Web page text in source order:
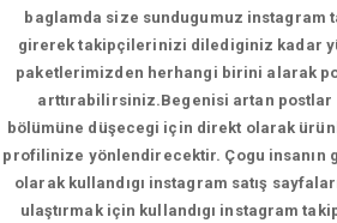
baglamda size sundugumuz instagram
girerek takipçilerinizi dilediginiz kadar
paketlerimizden herhangi birini alarak
arttırabilirsiniz.Begenisi artan
bölümüne düşecegi için direkt olarak
profilinize yönlendirecektir. Çogu insanın
olarak kullandıgı instagram satış
ulaştırmak için kullandıgı instagram